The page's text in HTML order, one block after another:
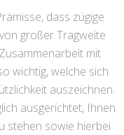
dass zügige
großer Tragweite
mit
wichtig, welche sich
auszeichnen.
ausgerichtet, Ihnen
stehen sowie hierbei